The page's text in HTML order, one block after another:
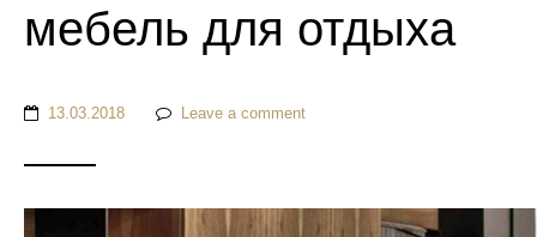
мебель для отдыха
13.03.2018 Leave a comment